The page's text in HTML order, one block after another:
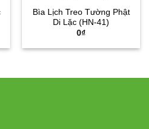
Bìa Lịch Treo Tường Phật
Di Lặc (HN-41)
0₫